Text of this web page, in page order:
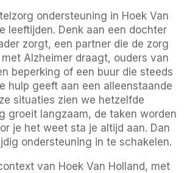
ondersteuning in Hoek Van
leeftijden. Denk aan een dochter
zorgt, een partner die de zorg
Alzheimer draagt, ouders van
beperking of een buur die steeds
hulp geeft aan een alleenstaande
situaties zien we hetzelfde
groeit langzaam, de taken worden
je het weet sta je altijd aan. Dan
ondersteuning in te schakelen.
van Hoek Van Holland, met